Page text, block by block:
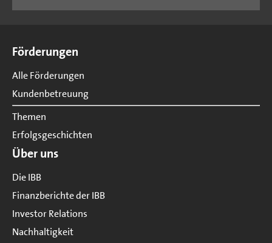
Förderungen
Alle Förderungen
Kundenbetreuung
Themen
Erfolgsgeschichten
Über uns
Die IBB
Finanzberichte der IBB
Investor Relations
Nachhaltigkeit